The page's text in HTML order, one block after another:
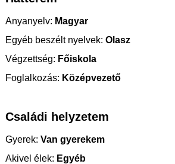
Anyanyelv: Magyar
Egyéb beszélt nyelvek: Olasz
Végzettség: Főiskola
Foglalkozás: Középvezető
Családi helyzetem
Gyerek: Van gyerekem
Akivel élek: Egyéb